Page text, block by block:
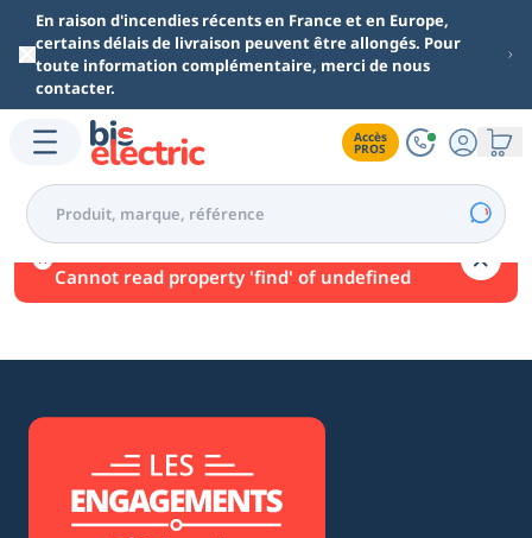
Aller au contenu principal
En raison d'incendies récents en France et en Europe,
certains délais de livraison peuvent être allongés. Pour
toute information complémentaire, merci de nous
contacter.
Accès
PROS
Une erreur est survenue.
Cannot read property 'find' of undefined